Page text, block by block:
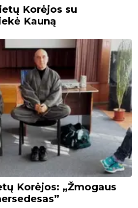
Korėjos su
Kauną
Korėjos: „Žmogaus